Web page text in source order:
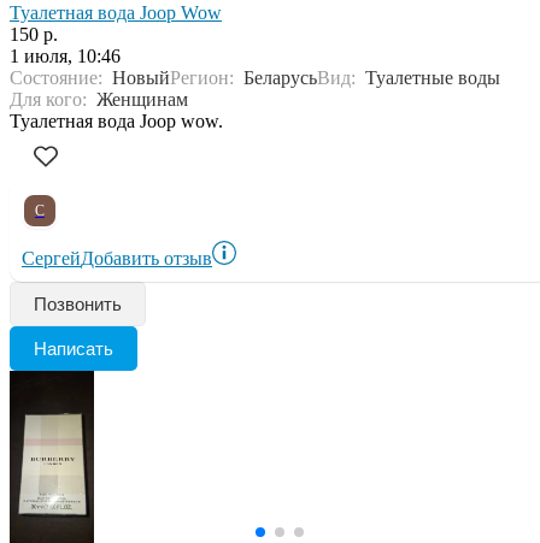
Туалетная вода Joop Wow
150 р.
1 июля, 10:46
Состояние: НовыйРегион: БеларусьВид: Туалетные воды
Для кого: Женщинам
Туалетная вода Joop wow.
С
СергейДобавить отзыв
Позвонить
Написать